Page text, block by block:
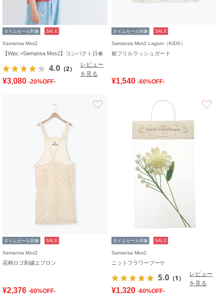
タイムセール対象 SALE
Samansa Mos2
【Wpc.×Samansa Mos2】コンパクト日傘
4.0 （2）
レビュー
を見る
¥3,080 -20%OFF-
タイムセール対象 SALE
Samansa Mos2 Lagom（KIDS）
裾フリルラッシュガード
¥1,540 -60%OFF-
タイムセール対象 SALE
Samansa Mos2
花柄ロゴ刺繍エプロン
¥2,376 -60%OFF-
タイムセール対象 SALE
Samansa Mos2
ニットフラワーブーケ
5.0 （1）
レビュー
を見る
¥1,320 -60%OFF-